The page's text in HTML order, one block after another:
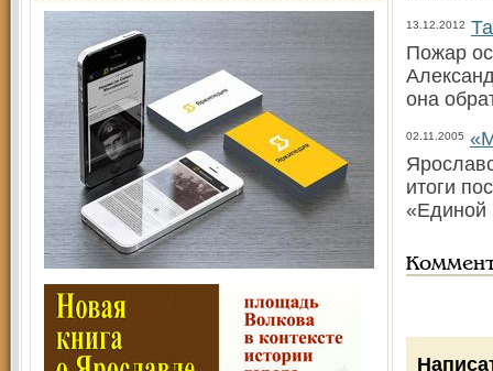
13.12.2012
Пожар
она
02.11.2005
итоги
«Единой